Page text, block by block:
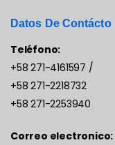
Datos De Contácto
Teléfono:
+58 271-4161597 /
+58 271-2218732
+58 271-2253940
Correo electronico: